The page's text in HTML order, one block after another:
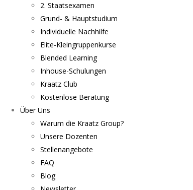
2. Staatsexamen
Grund- & Hauptstudium
Individuelle Nachhilfe
Elite-Kleingruppenkurse
Blended Learning
Inhouse-Schulungen
Kraatz Club
Kostenlose Beratung
Über Uns
Warum die Kraatz Group?
Unsere Dozenten
Stellenangebote
FAQ
Blog